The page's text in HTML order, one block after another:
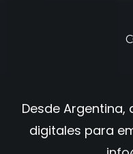
digitales para